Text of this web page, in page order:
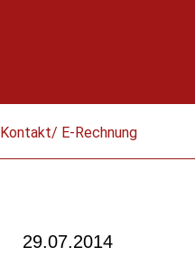
Kontakt/ E-Rechnung
29.07.2014